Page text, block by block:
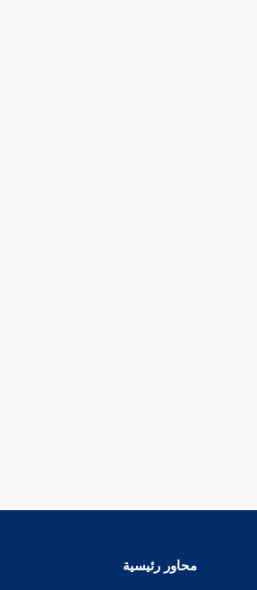
محاور رئيسية